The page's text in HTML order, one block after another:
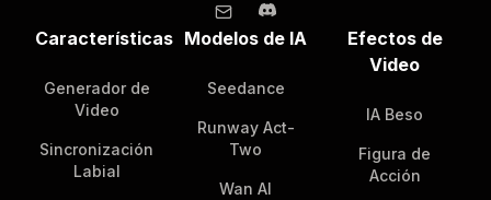
Características
Generador de
Video
Sincronización
Labial
Modelos de IA
Seedance
Runway Act-
Two
Wan AI
Efectos de
Video
IA Beso
Figura de
Acción